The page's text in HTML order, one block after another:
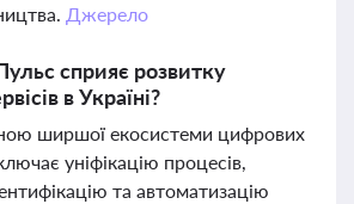
Джерело
сприяє розвитку
в Україні?
ширшої екосистеми цифрових
уніфікацію процесів,
та автоматизацію